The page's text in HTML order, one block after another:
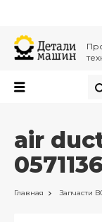
air
Главная Запчасти